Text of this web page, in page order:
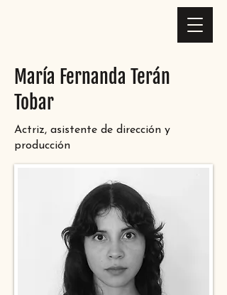
María Fernanda Terán
Tobar
Actriz, asistente de dirección y
producción